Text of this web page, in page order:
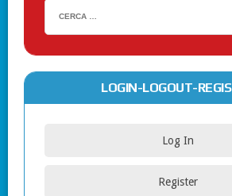
LOGIN-LOGOUT-
Log In
Register